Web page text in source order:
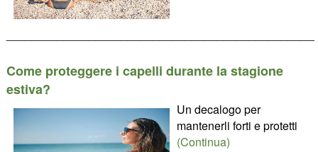
Come proteggere i capelli durante la stagione
estiva?
Un decalogo per
mantenerli forti e protetti
(Continua)